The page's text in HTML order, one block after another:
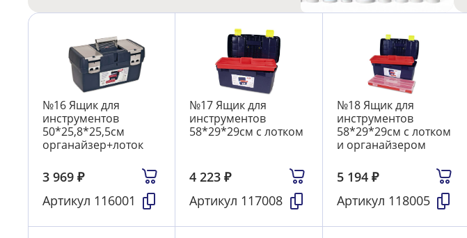
№16 Ящик для
инструментов
50*25,8*25,5см
органайзер+лоток
3 969 ₽
Артикул 116001
№17 Ящик для
инструментов
58*29*29см с лотком
4 223₽
Артикул 117008
№18 Ящик для
инструментов
58*29*29см с лотком
и органайзером
5 194 ₽
Артикул 118005